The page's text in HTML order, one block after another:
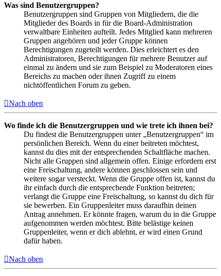
Was sind Benutzergruppen?
Benutzergruppen sind Gruppen von Mitgliedern, die die
Mitglieder des Boards in für die Board-Administration
verwaltbare Einheiten aufteilt. Jedes Mitglied kann mehreren
Gruppen angehören und jeder Gruppe können
Berechtigungen zugeteilt werden. Dies erleichtert es den
Administratoren, Berechtigungen für mehrere Benutzer auf
einmal zu ändern und sie zum Beispiel zu Moderatoren eines
Bereichs zu machen oder ihnen Zugriff zu einem
nichtöffentlichen Forum zu geben.
Nach oben
Wo finde ich die Benutzergruppen und wie trete ich ihnen bei?
Du findest die Benutzergruppen unter „Benutzergruppen“ im
persönlichen Bereich. Wenn du einer beitreten möchtest,
kannst du dies mit der entsprechenden Schaltfläche machen.
Nicht alle Gruppen sind allgemein offen. Einige erfordern erst
eine Freischaltung, andere können geschlossen sein und
weitere sogar versteckt. Wenn die Gruppe offen ist, kannst du
ihr einfach durch die entsprechende Funktion beitreten;
verlangt die Gruppe eine Freischaltung, so kannst du dich für
sie bewerben. Ein Gruppenleiter muss daraufhin deinen
Antrag annehmen. Er könnte fragen, warum du in die Gruppe
aufgenommen werden möchtest. Bitte belästige keinen
Gruppenleiter, wenn er dich ablehnt, er wird einen Grund
dafür haben.
Nach oben